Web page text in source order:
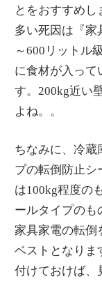
とをおすすめ
多い死因は『家
～600リットル
に食材が入って
す。200kg近い
よね。。
ちなみに、冷蔵
プの転倒防止シ
は100kg程度の
ールタイプのも
家具家電の転倒
ベストとなりま
付けておけば、